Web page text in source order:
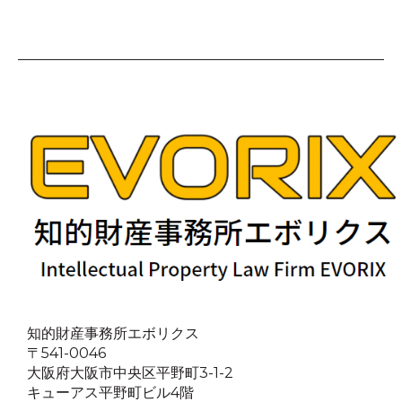
知的財産事務所エボリクス
〒541-0046
大阪府大阪市中央区平野町3-1-2
キューアス平野町ビル4階